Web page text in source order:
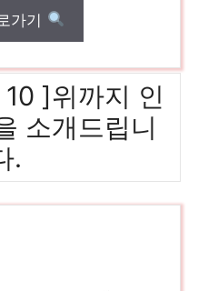
가기
]위까지 인
소개드립니
.